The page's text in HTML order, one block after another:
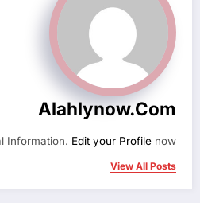
Alahlynow.com
Information. Edit your Profile now.
View All Posts